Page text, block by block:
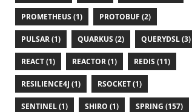
PROMETHEUS (1) PROTOBUF (2)
PULSAR (1) QUARKUS (2) QUERYDSL (3)
REACT (1) REACTOR (1) REDIS (11)
RESILIENCE4J (1) RSOCKET (1)
SENTINEL (1) SHIRO (1) SPRING (157)